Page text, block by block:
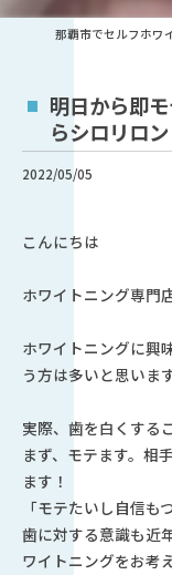
明日から即
らシロリロン
2022/05/05
こんにちは
ホワイトニング専門
ホワイトニングに興
う方は多いと思います
実際、歯を白くする
まず、モテます。相
ます！
「モテたいし自信も
歯に対する意識も近
ワイトニングをお考